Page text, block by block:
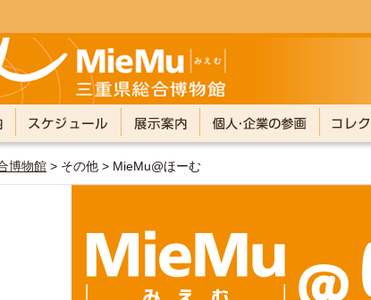
博物館 > その他 > MieMu@ほーむ